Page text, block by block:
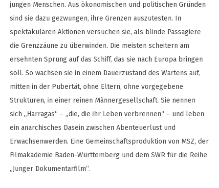
jungen Menschen. Aus ökonomischen und politischen Gründen
sind sie dazu gezwungen, ihre Grenzen auszutesten. In
spektakulären Aktionen versuchen sie, als blinde Passagiere
die Grenzzäune zu überwinden. Die meisten scheitern am
ersehnten Sprung auf das Schiff, das sie nach Europa bringen
soll. So wachsen sie in einem Dauerzustand des Wartens auf,
mitten in der Pubertät, ohne Eltern, ohne vorgegebene
Strukturen, in einer reinen Männergesellschaft. Sie nennen
sich „Harragas“ – „die, die ihr Leben verbrennen“ – und leben
ein anarchisches Dasein zwischen Abenteuerlust und
Erwachsenwerden. Eine Gemeinschaftsproduktion von MSZ, der
Filmakademie Baden-Württemberg und dem SWR für die Reihe
„Junger Dokumentarfilm“.